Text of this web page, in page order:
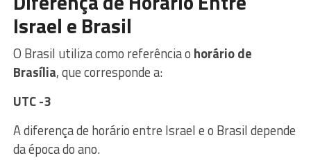
Israel e Brasil
O Brasil utiliza como referência o horário de
Brasília, que corresponde a:
UTC -3
A diferença de horário entre Israel e o Brasil depende
da época do ano.